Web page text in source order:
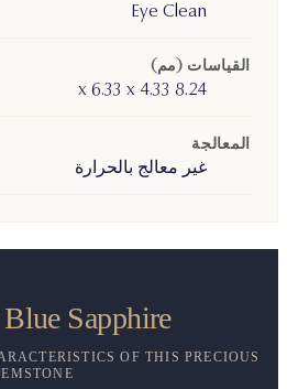
Eye Clean
القياسات (مم)
8.24 x 6.33 x 4.33
المعالجة
غير معالج بالحرارة
Blue Sapphire
OF THIS PRECIOUS
GEMSTONE